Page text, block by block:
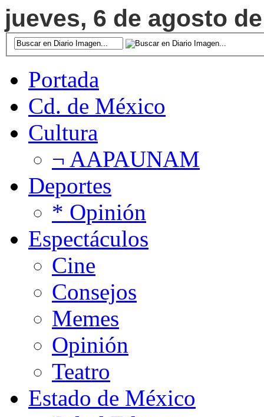
jueves, 6 de agosto
Portada
Cd. de México
Cultura
¬ AAPAUNAM
Deportes
* Opinión
Espectáculos
Cine
Consejos
Memes
Opinión
Teatro
Estado de México